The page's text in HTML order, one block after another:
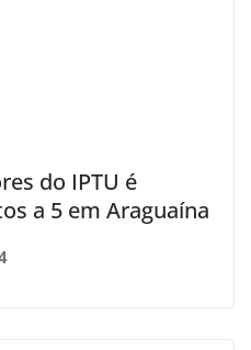
do IPTU é
a 5 em Araguaína